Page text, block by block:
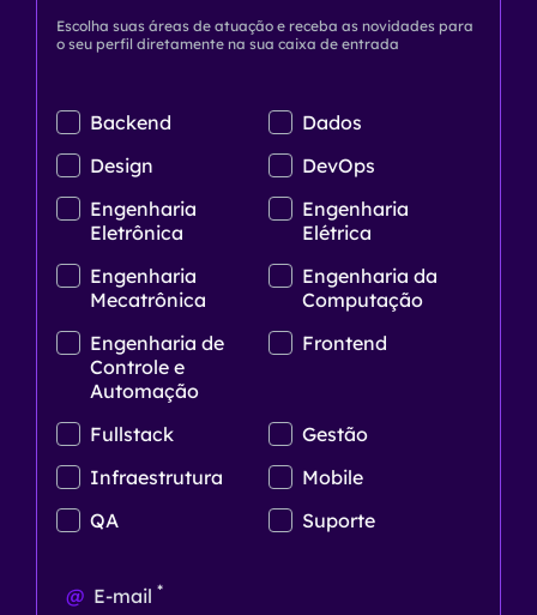
Escolha suas áreas de atuação e receba as novidades para
o seu perfil diretamente na sua caixa de entrada
Backend
Dados
Design
DevOps
Engenharia
Eletrônica
Engenharia
Elétrica
Engenharia
Mecatrônica
Engenharia da
Computação
Engenharia de
Controle e
Automação
Frontend
Fullstack
Gestão
Infraestrutura
Mobile
QA
Suporte
@ E-mail *